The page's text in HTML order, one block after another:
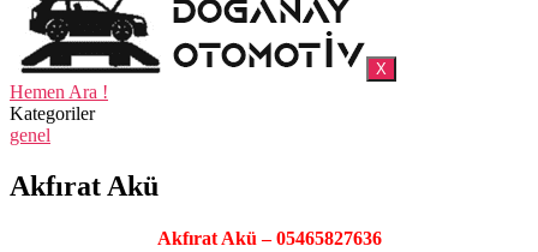
X
Hemen Ara !
Kategoriler
genel
Akfırat Akü
Akfırat Akü – 05465827636